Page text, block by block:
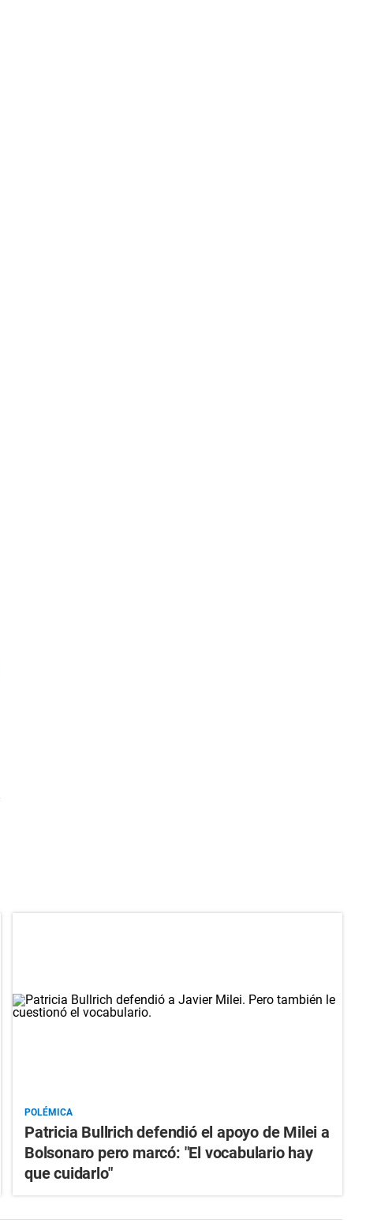
POLÉMICA
Patricia Bullrich defendió el apoyo de Milei a
Bolsonaro pero marcó: "El vocabulario hay
que cuidarlo"